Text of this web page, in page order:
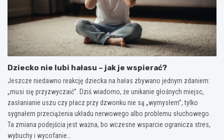
Dziecko nie lubi hałasu – jak je wspierać?
Jeszcze niedawno reakcję dziecka na hałas zbywano jednym zdaniem:
„musi się przyzwyczaić”. Dziś wiadomo, że unikanie głośnych miejsc,
zasłanianie uszu czy płacz przy dzwonku nie są „wymysłem”, tylko
sygnałem przeciążenia układu nerwowego albo problemu słuchowego.
Ta zmiana podejścia jest ważna, bo wczesne wsparcie ogranicza stres,
wybuchy i wycofanie…